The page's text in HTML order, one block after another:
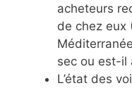
acheteurs
de chez eux
sec ou est-il
L’état des